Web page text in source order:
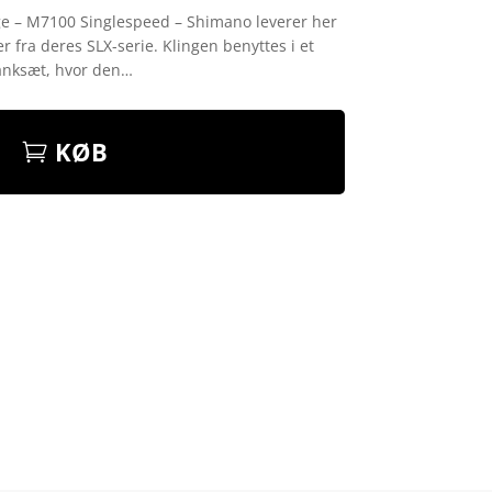
– M7100 Singlespeed – Shimano leverer her
fra deres SLX-serie. Klingen benyttes i et
hvor den…
KØB